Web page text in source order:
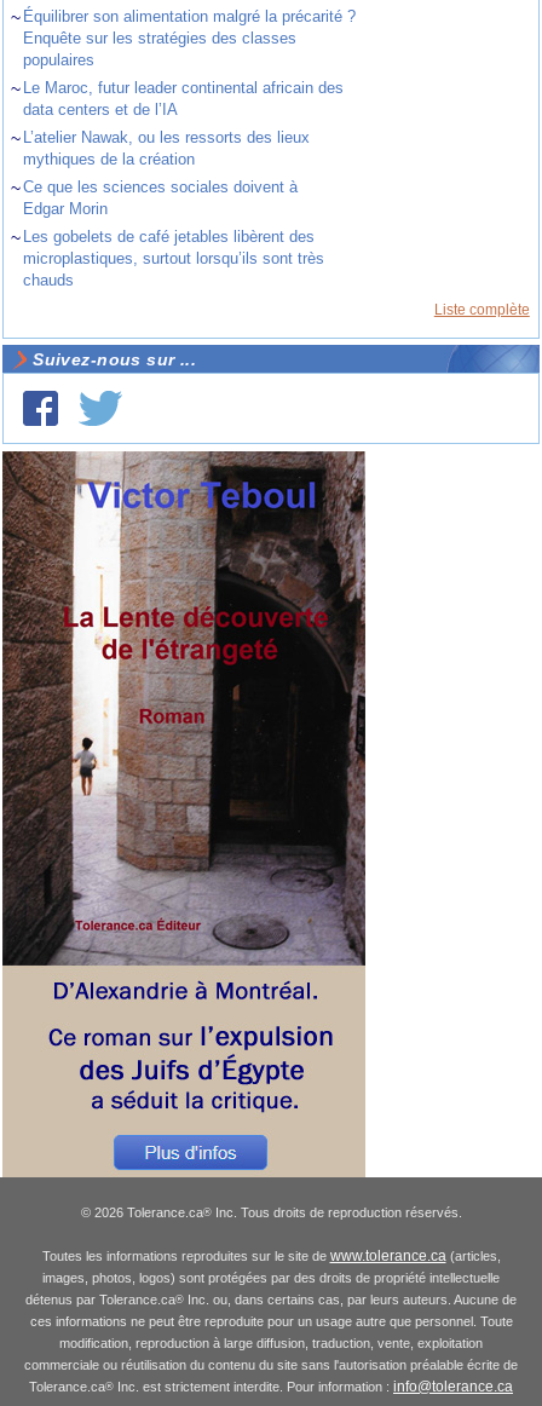
~ Équilibrer son alimentation malgré la précarité ?
Enquête sur les stratégies des classes
populaires
~ Le Maroc, futur leader continental africain des
data centers et de l’IA
~ L’atelier Nawak, ou les ressorts des lieux
mythiques de la création
~Ce que les sciences sociales doivent à
Edgar Morin
~ Les gobelets de café jetables libèrent des
microplastiques, surtout lorsqu’ils sont très
chauds
Liste complète
Suivez-nous sur ...
© 2026 Tolerance.ca®Inc. Tous droits de reproduction réservés.
Toutes les informations reproduites sur le site de www.tolerance.ca(articles,
images, photos, logos) sont protégées par des droits de propriété intellectuelle
détenus par Tolerance.ca® Inc. ou, dans certains cas, par leurs auteurs. Aucune de
ces informations ne peut être reproduite pour un usage autre que personnel. Toute
modification, reproduction à large diffusion, traduction, vente, exploitation
commerciale ou réutilisation du contenu du site sans l'autorisation préalable écrite de
Tolerance.ca® Inc. est strictement interdite. Pour information : info@tolerance.ca